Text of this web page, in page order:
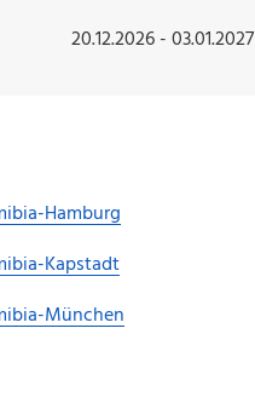
20.12.2026 - 03.01.2027
Hamburg
Kapstadt
München